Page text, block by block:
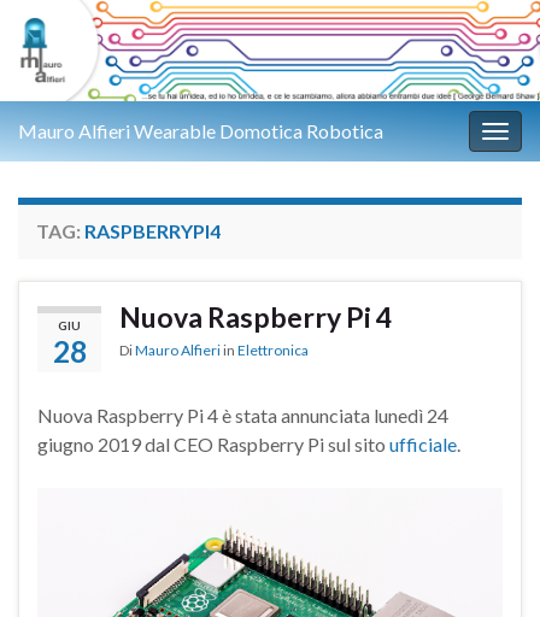
Mauro Alfieri Wearable Domotica Robotica
TAG: RASPBERRYPI4
GIU
28
Nuova Raspberry Pi 4
DiMauro Alfieri in Elettronica
Nuova Raspberry Pi 4 è stata annunciata lunedì 24
giugno 2019 dal CEO Raspberry Pi sul sito ufficiale.